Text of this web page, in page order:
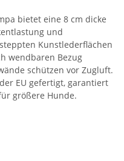
bietet eine 8 cm dicke
und
Kunstlederflächen
wendbaren Bezug
schützen vor Zugluft.
EU gefertigt, garantiert
größere Hunde.